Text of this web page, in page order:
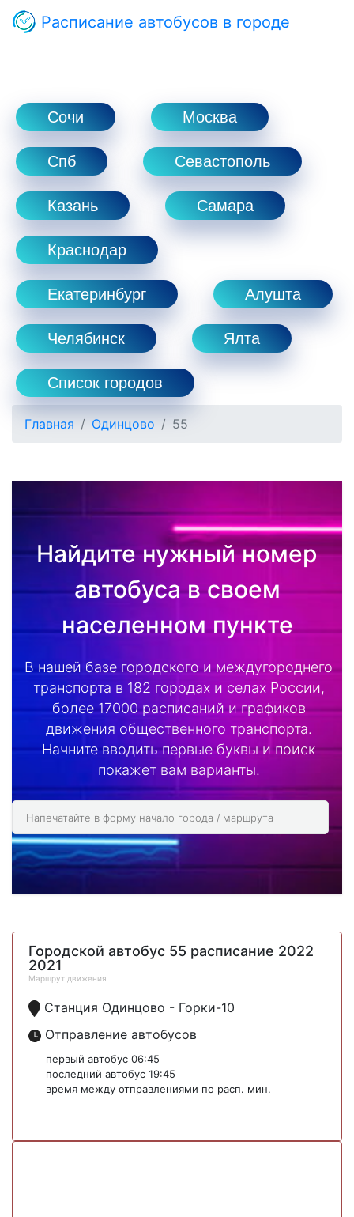
Расписание автобусов в городе
Сочи Москва
Спб Севастополь
Казань Самара
Краснодар
Екатеринбург Алушта
Челябинск Ялта
Список городов
Главная Одинцово 55
Найдите нужный номер
автобуса в своем
населенном пункте
В нашей базе городского и междугороднего
транспорта в 182 городах и селах России,
более 17000 расписаний и графиков
движения общественного транспорта.
Начните вводить первые буквы и поиск
покажет вам варианты.
Городской автобус 55 расписание 2022
2021
Маршрут движения
Станция Одинцово - Горки-10
Отправление автобусов
первый автобус 06:45
последний автобус 19:45
время между отправлениями по расп. мин.